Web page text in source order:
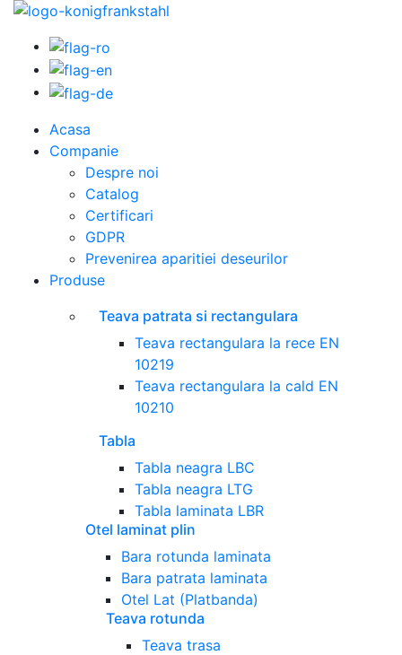
Acasa
Companie
Despre noi
Catalog
Certificari
GDPR
Prevenirea aparitiei deseurilor
Produse
Teava patrata si rectangulara
Teava rectangulara la rece EN
10219
Teava rectangulara la cald EN
10210
Tabla
Tabla neagra LBC
Tabla neagra LTG
Tabla laminata LBR
Otel laminat plin
Bara rotunda laminata
Bara patrata laminata
Otel Lat (Platbanda)
Teava rotunda
Teava trasa